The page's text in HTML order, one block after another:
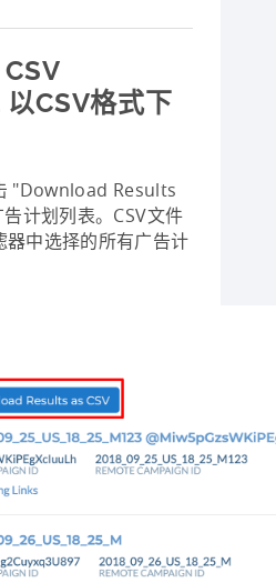
CSV格式下
"Download Results
计划列表。CSV文件
器中选择的所有广告计